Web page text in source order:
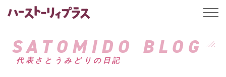
ハーストーリィプ
SATOMIDO BLOG
代表さとうみどりの日記
t
l